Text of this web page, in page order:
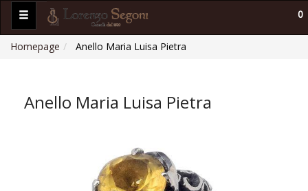
0
Homepage Anello Maria Luisa Pietra
Anello Maria Luisa Pietra